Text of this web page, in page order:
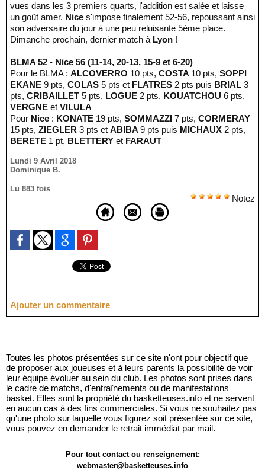
vues dans les 3 premiers quarts, l'addition est salée et laisse
un goût amer. Nice s'impose finalement 52-56, repoussant ainsi
son adversaire du jour à une peu reluisante 5ème place.
Dimanche prochain, dernier match à Lyon !
BLMA 52 - Nice 56 (11-14, 20-13, 15-9 et 6-20)
Pour le BLMA : ALCOVERRO 10 pts, COSTA 10 pts, SOPPI
EKANE 9 pts, COLAS 5 pts et FLATRES 2 pts puis BRIAL 3
pts, CRIBAILLET 5 pts, LOGUE 2 pts, KOUATCHOU 6 pts,
VERGNE et VILULA
Pour Nice : KONATE 19 pts, SOMMAZZI 7 pts, CORMERAY
15 pts, ZIEGLER 3 pts et ABIBA 9 pts puis MICHAUX 2 pts,
BERETE 1 pt, BLETTERY et FARAUT
Lundi 9 Avril 2018
Dominique B.
Lu 883 fois
Notez
Ajouter un commentaire
Toutes les photos présentées sur ce site n'ont pour objectif que
de proposer aux joueuses et à leurs parents la possibilité de voir
leur équipe évoluer au sein du club. Les photos sont prises dans
le cadre de matchs, d'entraînements ou de manifestations
basket. Elles sont la propriété du basketteuses.info et ne servent
en aucun cas à des fins commerciales. Si vous ne souhaitez pas
qu'une photo sur laquelle vous figurez soit présentée sur ce site,
vous pouvez en demander le retrait immédiat par mail.
Pour tout contact ou renseignement:
webmaster@basketteuses.info